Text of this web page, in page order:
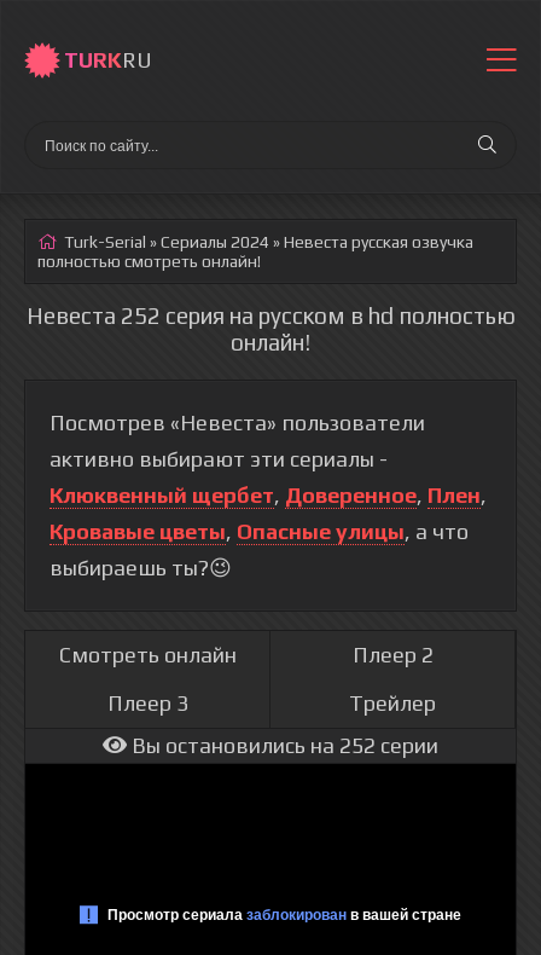
TURKRU
Turk-Serial »Сериалы 2024 » Невеста русская озвучка
полностью смотреть онлайн!
Невеста 252 серия на русском в hd полностью
онлайн!
Посмотрев «Невеста» пользователи
активно выбирают эти сериалы -
Клюквенный щербет, Доверенное, Плен,
Кровавые цветы, Опасные улицы, а что
выбираешь ты?😉
Смотреть онлайн
Плеер 2
Плеер 3
Трейлер
Вы остановились на 252 серии